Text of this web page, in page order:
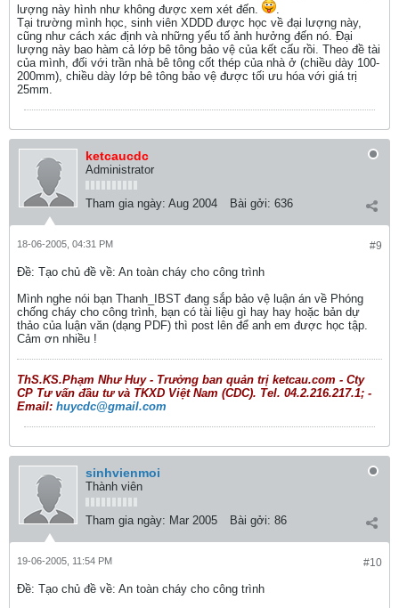
lượng này hình như không được xem xét đến.
.
Tại trường mình học, sinh viên XDDD được học về đại lượng này,
cũng như cách xác định và những yếu tố ảnh hưởng đến nó. Đại
lượng này bao hàm cả lớp bê tông bảo vệ của kết cấu rồi. Theo đề tài
của mình, đối với trần nhà bê tông cốt thép của nhà ở (chiều dày 100-
200mm), chiều dày lớp bê tông bảo vệ được tối ưu hóa với giá trị
25mm.
ketcaucdc
Administrator
Tham gia ngày: Aug 2004 Bài gởi: 636
#9
18-06-2005, 04:31 PM
Ðề: Tạo chủ đề về: An toàn cháy cho công trình
Mình nghe nói bạn Thanh_IBST đang sắp bảo vệ luận án về Phóng
chống cháy cho công trình, bạn có tài liệu gì hay hay hoặc bản dự
thảo của luận văn (dạng PDF) thì post lên để anh em được học tập.
Cảm ơn nhiều !
ThS.KS.Phạm Như Huy - Trưởng ban quản trị ketcau.com - Cty
CP Tư vấn đầu tư và TKXD Việt Nam (CDC). Tel. 04.2.216.217.1; -
Email: huycdc@gmail.com
sinhvienmoi
Thành viên
Tham gia ngày: Mar 2005 Bài gởi: 86
#10
19-06-2005, 11:54 PM
Ðề: Tạo chủ đề về: An toàn cháy cho công trình